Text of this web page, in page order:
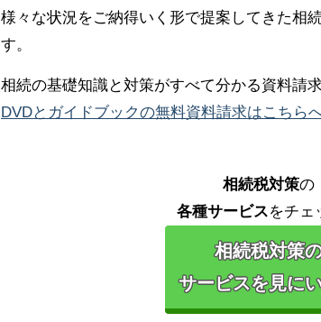
様々な状況をご納得いく形で提案してきた相
す。
相続の基礎知識と対策がすべて分かる資料請
DVDとガイドブックの無料資料請求はこちら
相続税対策の
各種サービスをチェ
相続税対策
サービスを見に